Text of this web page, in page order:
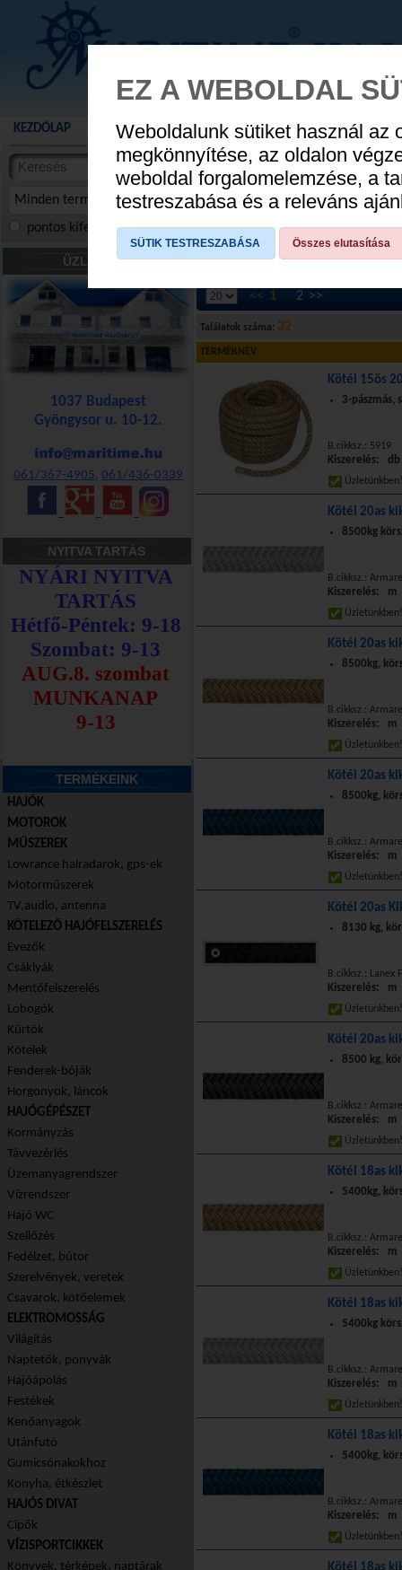
AUGUSZTUS
KEZDŐLAP AKCIÓS TERMÉKEK WEBÁRUHÁZ HÍREK
Minden termék
termékekben
cikkekben
pontos kifejezés összes szóra szóra, szótöredék
ÜZLETÜNK
1037 Budapest
Gyöngysor u. 10-12.
061/367-4905,061/436-0339
NYITVA TARTÁS
TERMÉKEINK
HAJÓK
MOTOROK
MŰSZEREK
Lowrance halradarok, gps-ek
Motorműszerek
TV,audio, antenna
KÖTELEZŐ HAJÓFELSZERELÉS
Evezők
Csáklyák
Mentőfelszerelés
Lobogók
Kürtök
Kötelek
Fenderek-bóják
Horgonyok, láncok
HAJÓGÉPÉSZET
Kormányzás
Távvezérlés
Üzemanyagrendszer
Vízrendszer
Hajó WC
Szellőzés
Fedélzet, bútor
Szerelvények, veretek
Csavarok, kötőelemek
ELEKTROMOSSÁG
Világítás
Naptetők, ponyvák
Hajóápolás
Festékek
Kenőanyagok
Utánfutó
Gumicsónakokhoz
Konyha, étkészlet
HAJÓS DIVAT
Cipők
VÍZISPORTCIKKEK
Könyvek, térképek, naptárak
Kötelek»Horgonykötél, kikötőkötél»
<< 1 2 >>
Találatok száma: 32
TERMÉKNÉV
Kötél 15ös
3-pászmás,
B.cikksz.: 5919
Kiszerelés: db
Kötél 20as
8500kg
B.cikksz.:
Kiszerelés: m
Kötél 20as
8500kg,
B.cikksz.:
Kiszerelés: m
Kötél 20as
8500kg,
B.cikksz.:
Kiszerelés: m
Kötél 20as
8130 kg,
B.cikksz.: Lanex
Kiszerelés: m
Kötél 20as
8500 kg,
B.cikksz.:
Kiszerelés: m
Kötél 18as
5400kg,
B.cikksz.:
Kiszerelés: m
Kötél 18as
5400kg
B.cikksz.:
Kiszerelés: m
Kötél 18as
5400kg,
B.cikksz.:
Kiszerelés: m
EZ A WEBOLDAL
Weboldalunk sütiket használ az
megkönnyítése, az oldalon
weboldal forgalomelemzése, a
testreszabása és a releváns
SÜTIK TESTRESZABÁSA Összes elutasítása